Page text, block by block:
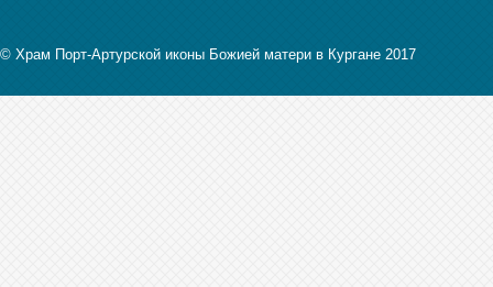
© Храм Порт-Артурской иконы Божией матери в Кургане 2017